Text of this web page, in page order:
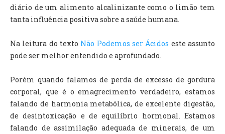
diário de um alimento alcalinizante como o limão tem
tanta influência positiva sobre a saúde humana.
Na leitura do texto Não Podemos ser Ácidos este assunto
pode ser melhor entendido e aprofundado.
Porém quando falamos de perda de excesso de gordura
corporal, que é o emagrecimento verdadeiro, estamos
falando de harmonia metabólica, de excelente digestão,
de desintoxicação e de equilíbrio hormonal. Estamos
falando de assimilação adequada de minerais, de um